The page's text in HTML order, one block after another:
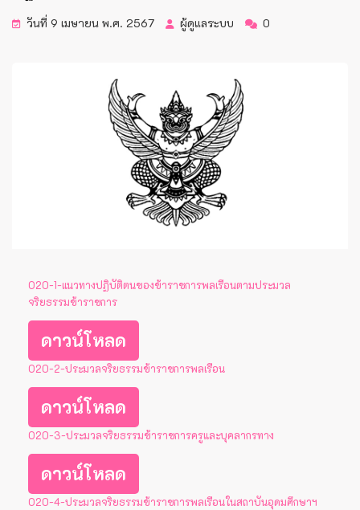
วันที่ 9 เมษายน พ.ศ. 2567 ผู้ดูแลระบบ 0
O20-1-แนวทางปฏิบัติตนของข้าราชการพลเรือนตามประมวล
จริยธรรมข้าราชการ
ดาวน์โหลด
O20-2-ประมวลจริยธรรมข้าราชการพลเรือน
ดาวน์โหลด
O20-3-ประมวลจริยธรรมข้าราชการครูและบุคลากรทาง
ดาวน์โหลด
O20-4-ประมวลจริยธรรมข้าราชการพลเรือนในสถาบันอุดมศึกษาฯ